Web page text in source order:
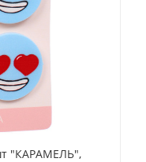
"КАРАМЕЛЬ",